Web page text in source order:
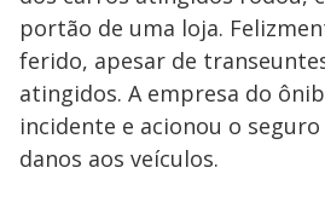
portão de uma loja.
ferido, apesar de
atingidos. A empresa do
incidente e acionou o
danos aos veículos.